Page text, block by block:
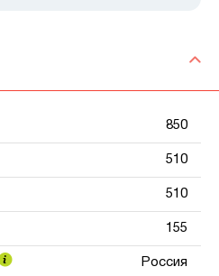
850
510
510
155
Россия